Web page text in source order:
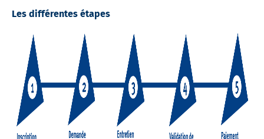
Les différentes étapes